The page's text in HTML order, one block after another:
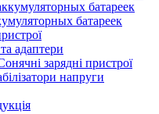
батареек
адаптери
зарядні пристрої
напруги